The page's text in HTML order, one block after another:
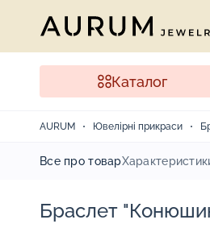
Каталог
AURUM Ювелірні прикраси
Все про товар
Браслет